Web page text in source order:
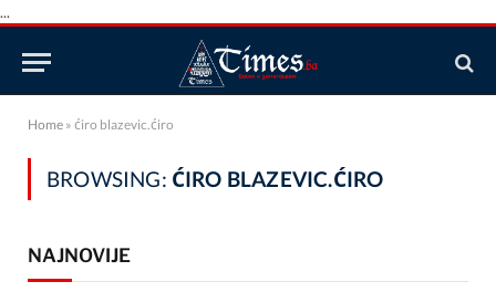
...
Home » ćiro blazevic.ćiro
BROWSING: ĆIRO BLAZEVIC.ĆIRO
NAJNOVIJE